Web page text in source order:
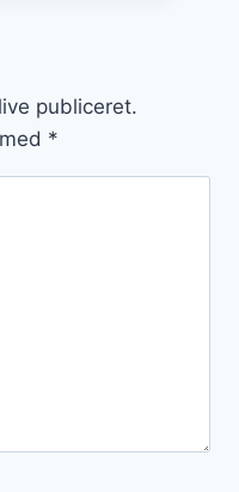
publiceret.
*